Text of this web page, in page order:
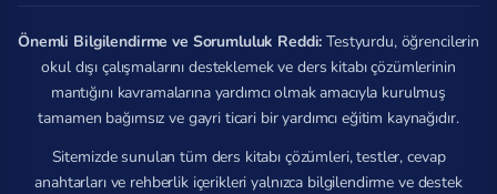
Önemli Bilgilendirme ve Sorumluluk Reddi: Testyurdu, öğrencilerin
okul dışı çalışmalarını desteklemek ve ders kitabı çözümlerinin
mantığını kavramalarına yardımcı olmak amacıyla kurulmuş
tamamen bağımsız ve gayri ticari bir yardımcı eğitim kaynağıdır.
Sitemizde sunulan tüm ders kitabı çözümleri, testler, cevap
anahtarları ve rehberlik içerikleri yalnızca bilgilendirme ve destek